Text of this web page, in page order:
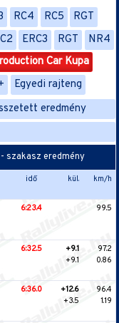
RC4 RC5
RGT
ERC3 RGT
NR4
Car Kupa
Egyedi rajteng
eredmény
szakasz eredmény
idő kül. km/h
6:23.4 99.5
6:32.5
+9.1
+9.1
97.2
0.86
6:36.0
+12.6
+3.5
96.4
1.19